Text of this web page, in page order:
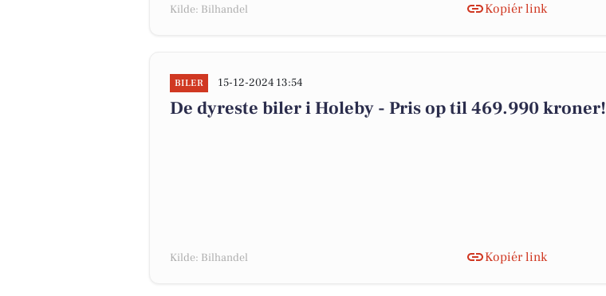
Kilde: Bilhandel Kopiér link
BILER 15-12-2024 13:54
De dyreste biler i Holeby - Pris op til 469.990 kroner!
Kilde: Bilhandel Kopiér link